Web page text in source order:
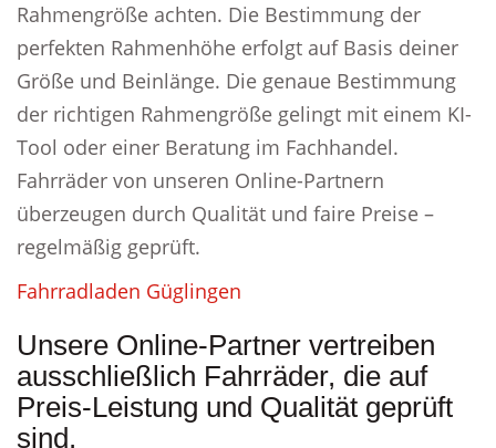
Rahmengröße achten. Die Bestimmung der
perfekten Rahmenhöhe erfolgt auf Basis deiner
Größe und Beinlänge. Die genaue Bestimmung
der richtigen Rahmengröße gelingt mit einem KI-
Tool oder einer Beratung im Fachhandel.
Fahrräder von unseren Online-Partnern
überzeugen durch Qualität und faire Preise –
regelmäßig geprüft.
Fahrradladen Güglingen
Unsere Online-Partner vertreiben
ausschließlich Fahrräder, die auf
Preis-Leistung und Qualität geprüft
sind.